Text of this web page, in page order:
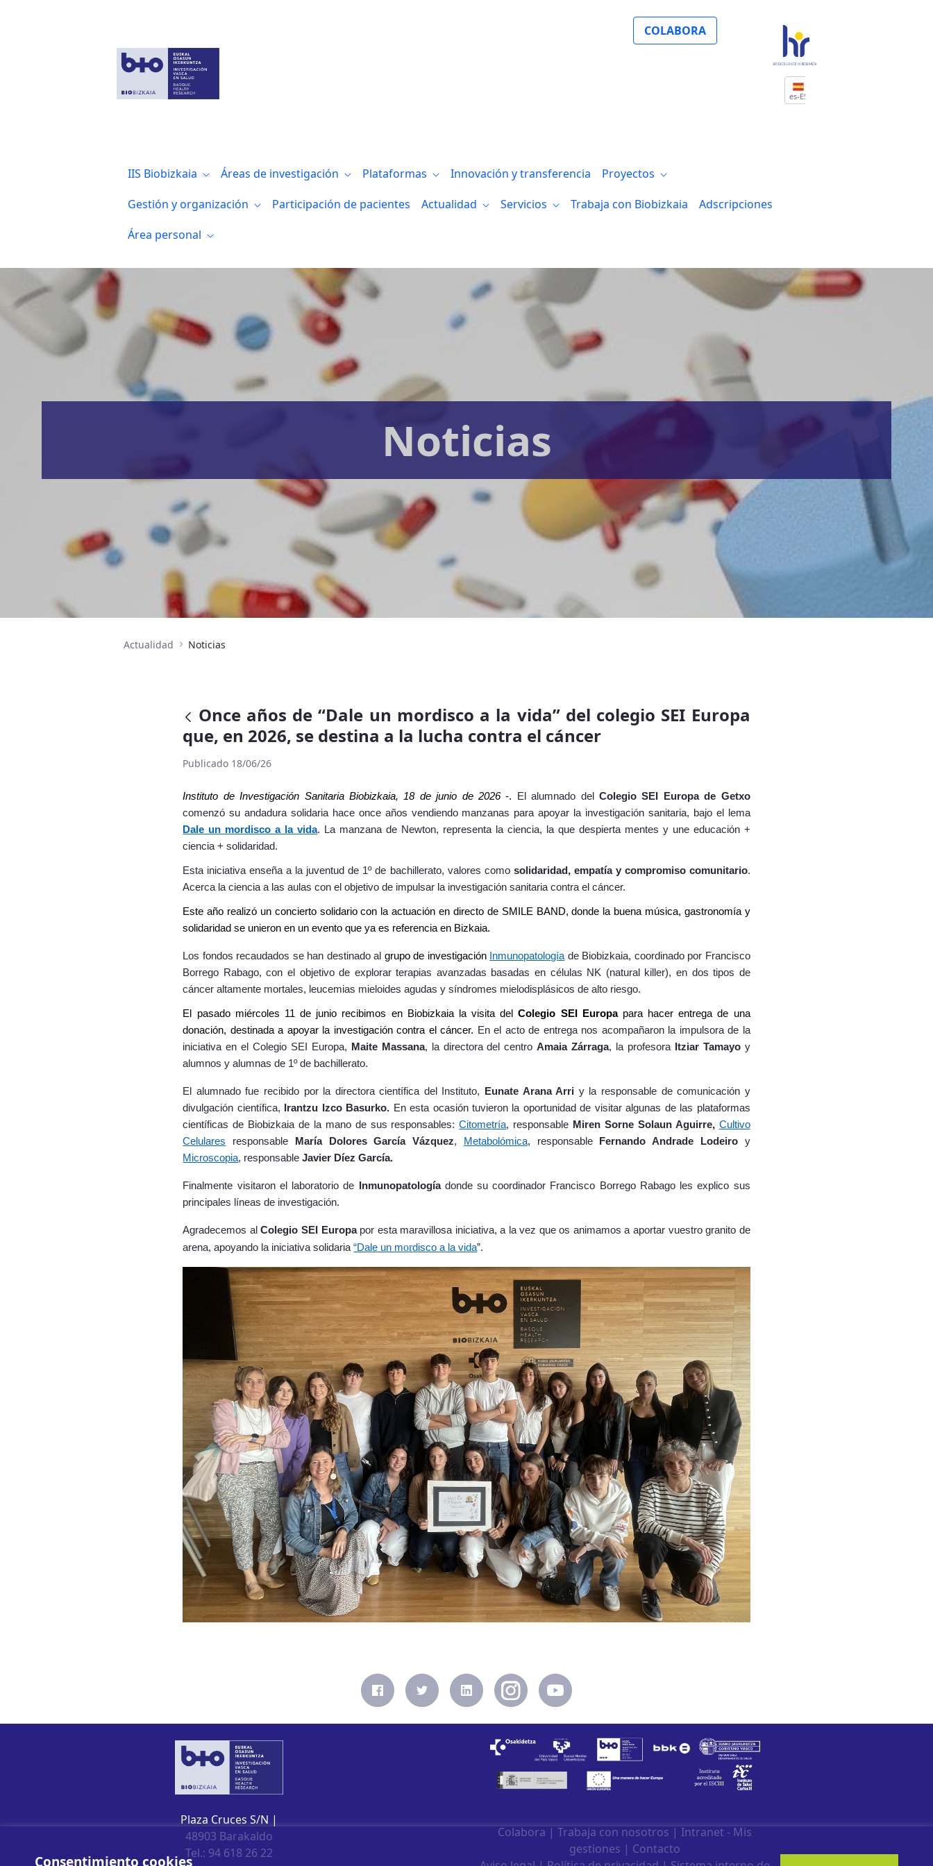
COLABORA
es-ES
IIS Biobizkaia Áreas de investigación Plataformas Innovación y transferencia
Proyectos
Gestión y organización
Participación de pacientes Actualidad Servicios Trabaja con Biobizkaia
Adscripciones
Área personal
Noticias
Actualidad Noticias
Once años de “Dale un mordisco a la vida” del colegio SEI Europa
que, en 2026, se destina a la lucha contra el cáncer
Publicado 18/06/26
Instituto de Investigación Sanitaria Biobizkaia, 18 de junio de 2026-. El alumnado delColegio SEI Europa de Getxo
comenzó su andadura solidaria hace once años vendiendo manzanas para apoyar la investigación sanitaria, bajo el lema
Dale un mordisco a la vida. La manzana de Newton, representa la ciencia, la que despierta mentes y une educación +
ciencia + solidaridad.
Esta iniciativa enseña a la juventud de 1º de bachillerato, valores como solidaridad, empatía y compromiso comunitario.
Acerca la ciencia a las aulas con el objetivo de impulsar la investigación sanitaria contra el cáncer.
Este año realizó un concierto solidario con la actuación en directo de SMILE BAND, donde la buena música, gastronomía y
solidaridad se unieron en un evento que ya es referencia en Bizkaia.
Los fondos recaudados se han destinado al grupo de investigación Inmunopatología de Biobizkaia, coordinado por Francisco
Borrego Rabago, con el objetivo de explorar terapias avanzadas basadas en células NK (natural killer), en dos tipos de
cáncer altamente mortales, leucemias mieloides agudas y síndromes mielodisplásicos de alto riesgo.
El pasado miércoles 11 de junio recibimos en Biobizkaia la visita delColegio SEI Europapara hacer entrega de una
donación, destinada a apoyar la investigación contra el cáncer. En el acto de entrega nos acompañaron la impulsora de la
iniciativa en el Colegio SEI Europa,
Maite Massana, la directora del centroAmaia Zárraga, la profesora Itziar Tamayo y
alumnos y alumnas de 1º de bachillerato.
El alumnado fue recibido por la directora científica del Instituto, Eunate Arana Arri y la responsable de comunicación y
divulgación científica,
Irantzu Izco Basurko. En esta ocasión tuvieron la oportunidad de visitar algunas de las plataformas
científicas de Biobizkaia de la mano de sus responsables:Citometría, responsable Miren Sorne Solaun Aguirre, Cultivo
Celulares responsable María Dolores García Vázquez, Metabolómica, responsable Fernando Andrade Lodeiroy
Microscopia, responsableJavier Díez García.
Finalmente visitaron el laboratorio de Inmunopatologíadonde su coordinador Francisco Borrego Rabago les explico sus
principales líneas de investigación.
Agradecemos alColegio SEI Europapor esta maravillosa iniciativa, a la vez que os animamos a aportar vuestro granito de
arena, apoyando la iniciativa solidaria“Dale un mordisco a la vida”.
Plaza Cruces S/N |
48903 Barakaldo
Tel.: 94 618 26 22
Consentimiento cookies
Colabora | Trabaja con nosotros | Intranet - Mis
gestiones | Contacto